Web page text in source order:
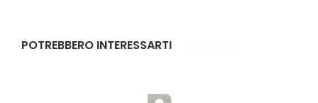
POTREBBERO INTERESSARTI